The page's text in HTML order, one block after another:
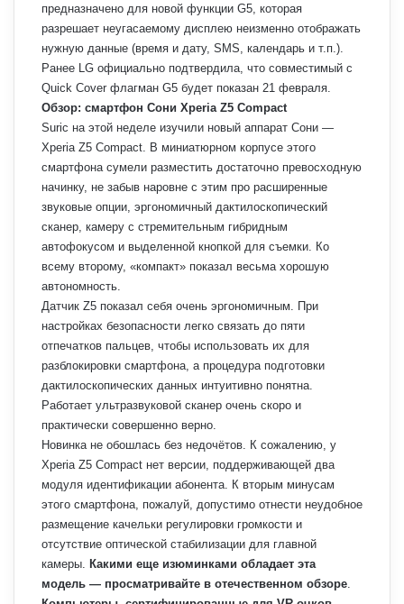
предназначено для новой функции G5, которая
разрешает неугасаемому дисплею неизменно отображать
нужную данные (время и дату, SMS, календарь и т.п.).
Ранее LG официально подтвердила, что совместимый с
Quick Cover флагман G5 будет показан 21 февраля.
Обзор: смартфон Сони Xperia Z5 Compact
Suric на этой неделе изучили новый аппарат Сони —
Xperia Z5 Compact. В миниатюрном корпусе этого
смартфона сумели разместить достаточно превосходную
начинку, не забыв наровне с этим про расширенные
звуковые опции, эргономичный дактилоскопический
сканер, камеру с стремительным гибридным
автофокусом и выделенной кнопкой для съемки. Ко
всему второму, «компакт» показал весьма хорошую
автономность.
Датчик Z5 показал себя очень эргономичным. При
настройках безопасности легко связать до пяти
отпечатков пальцев, чтобы использовать их для
разблокировки смартфона, а процедура подготовки
дактилоскопических данных интуитивно понятна.
Работает ультразвуковой сканер очень скоро и
практически совершенно верно.
Новинка не обошлась без недочётов. К сожалению, у
Xperia Z5 Compact нет версии, поддерживающей два
модуля идентификации абонента. К вторым минусам
этого смартфона, пожалуй, допустимо отнести неудобное
размещение качельки регулировки громкости и
отсутствие оптической стабилизации для главной
камеры. Какими еще изюминками обладает эта
модель — просматривайте в отечественном обзоре.